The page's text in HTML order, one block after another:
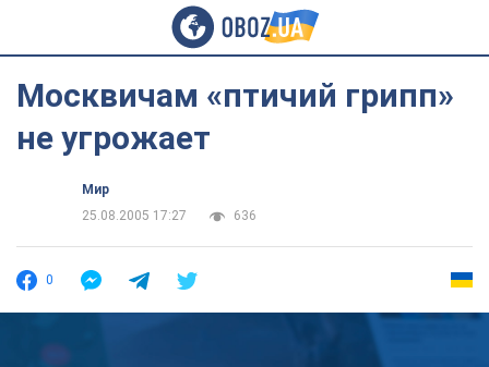
Москвичам «птичий грипп»
не угрожает
Мир
25.08.2005 17:27
636
0